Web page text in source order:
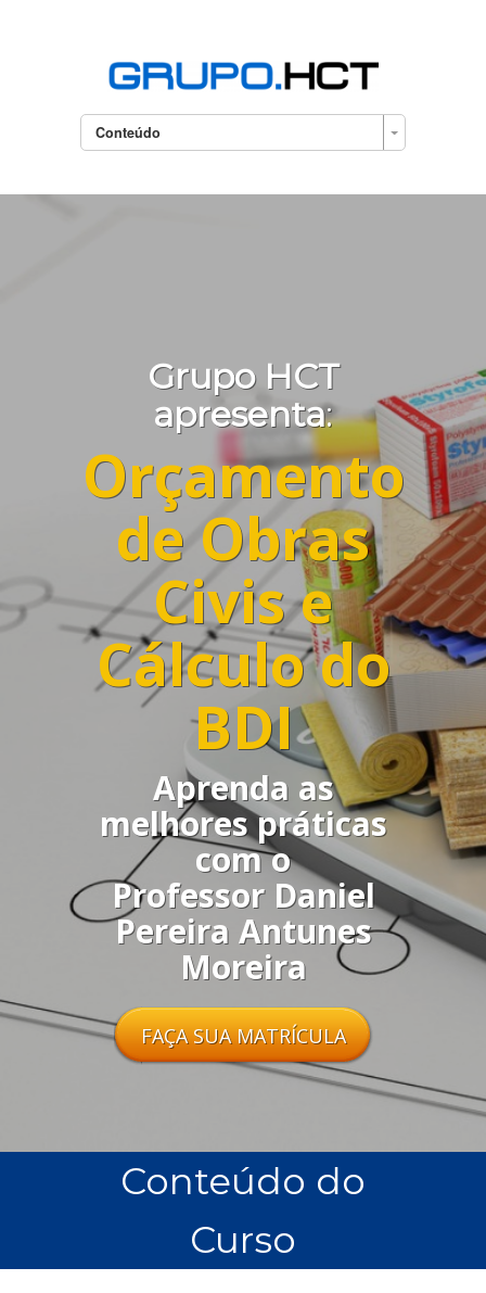
Conteúdo
Grupo HCT
apresenta:
Orçamento
de Obras
Civis e
Cálculo do
BDI
Aprenda as
melhores práticas
com o
Professor Daniel
Pereira Antunes
Moreira
FAÇA SUA MATRÍCULA
Conteúdo do
Curso